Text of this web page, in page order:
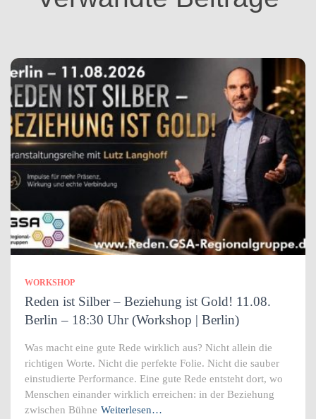
WORKSHOP
Reden ist Silber – Beziehung ist Gold! 11.08.
Berlin – 18:30 Uhr (Workshop | Berlin)
Was macht eine gute Rede wirklich aus? Nicht allein die
richtigen Worte. Nicht die perfekte Folie. Nicht die sauber
einstudierte Performance. Eine gute Rede entsteht dort, wo
Menschen einander wirklich erreichen: in der Beziehung
zwischen Bühne Weiterlesen…